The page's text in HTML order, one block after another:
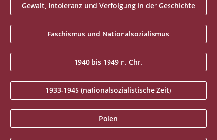
Gewalt, Intoleranz und Verfolgung in der Geschichte
Faschismus und Nationalsozialismus
1940 bis 1949 n. Chr.
1933-1945 (nationalsozialistische Zeit)
Polen